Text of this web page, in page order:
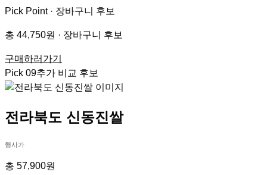
Pick Point · 장바구니 후보
총 44,750원 · 장바구니 후보
구매하러가기
Pick 09추가 비교 후보
전라북도 신동진쌀
행사가
총 57,900원